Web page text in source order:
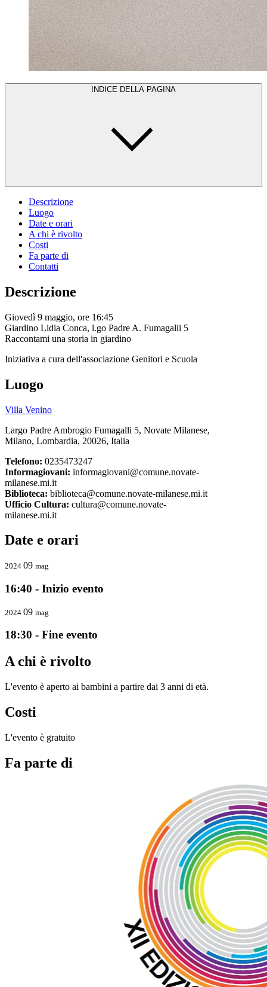
INDICE DELLA PAGINA
Descrizione
Luogo
Date e orari
A chi è rivolto
Costi
Fa parte di
Contatti
Descrizione
Giovedì 9 maggio, ore 16:45
Giardino Lidia Conca, l.go Padre A. Fumagalli 5
Raccontami una storia in giardino
Iniziativa a cura dell'associazione Genitori e Scuola
Luogo
Villa Venino
Largo Padre Ambrogio Fumagalli 5, Novate Milanese,
Milano, Lombardia, 20026, Italia
Telefono: 0235473247
Informagiovani: informagiovani@comune.novate-
milanese.mi.it
Biblioteca: biblioteca@comune.novate-milanese.mi.it
Ufficio Cultura: cultura@comune.novate-
milanese.mi.it
Date e orari
2024 09 mag
16:40 - Inizio evento
2024 09 mag
18:30 - Fine evento
A chi è rivolto
L'evento è aperto ai bambini a partire dai 3 anni di età.
Costi
L'evento è gratuito
Fa parte di